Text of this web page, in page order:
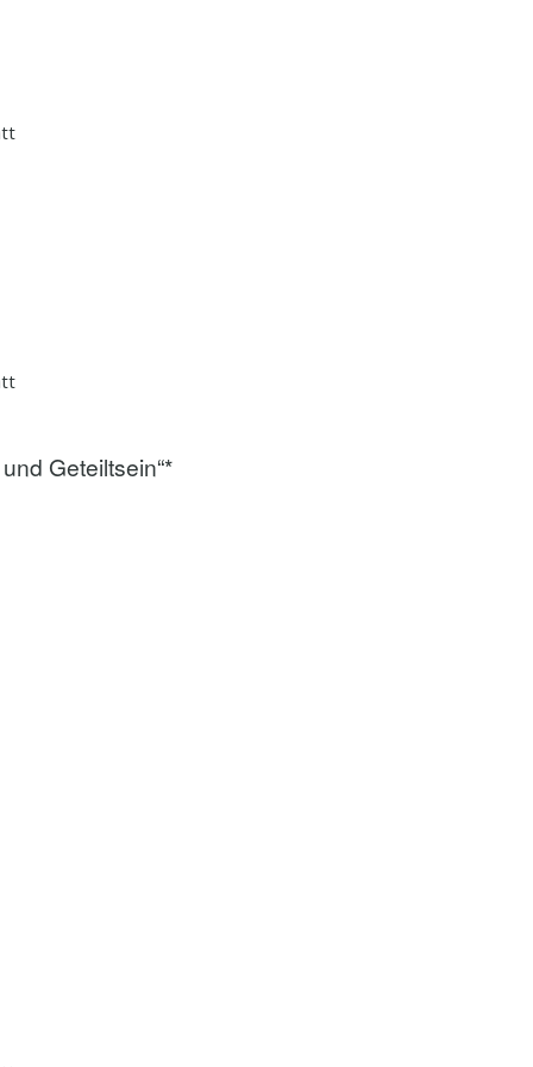
Geteiltsein“*